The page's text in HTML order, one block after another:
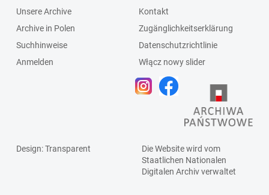
Unsere Archive
Archive in Polen
Suchhinweise
Anmelden
Kontakt
Zugänglichkeitserklärung
Datenschutzrichtlinie
Włącz nowy slider
Design: Transparent
Die Website wird vom
Staatlichen Nationalen
Digitalen Archivverwaltet